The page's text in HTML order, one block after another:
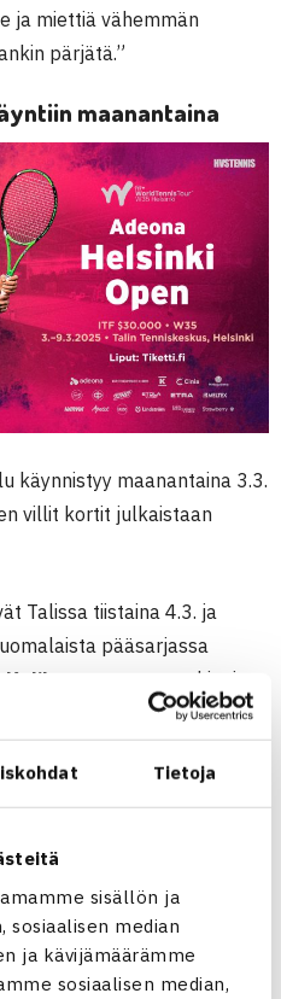
Tietoja
sisällön ja
sosiaalisen median
ja kävijämäärämme
sosiaalisen median,
ja miettiä vähemmän
pärjätä.”
maanantaina
käynnistyy maanantaina 3.3.
villit kortit julkaistaan
Talissa tiistaina 4.3. ja
pääsarjassa
suoraan rankingin
nähdään varmuudella
Blomqvist,Ella
jaStella Remander.
Suomen Tennisliitto ja